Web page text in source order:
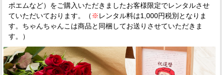
ポエムなど）をご購入いただきましたお客様限定でレンタルさせ
ていただいております。（ ※ レンタル料は1,000円税別となりま
す。ちゃんちゃんこは商品と同梱してお送りさせていただきま
す。）